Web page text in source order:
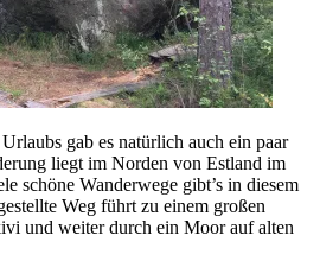
gab es natürlich auch ein paar
liegt im Norden von Estland im
schöne Wanderwege gibt’s in diesem
Weg führt zu einem großen
und weiter durch ein Moor auf alten